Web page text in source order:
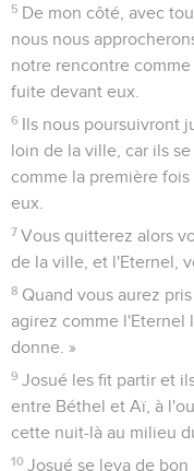
5 De mon côté, avec
nous nous
notre rencontre
fuite devant eux.
6 Ils nous poursuivront
loin de la ville, car ils
comme la première
eux.
7 Vous quitterez alors
de la ville, et l'Eternel,
8 Quand vous aurez
agirez comme l'Eternel
donne. »
9 Josué les fit partir et
entre Béthel et Aï, à
cette nuit-là au milieu
10 Josué se leva de